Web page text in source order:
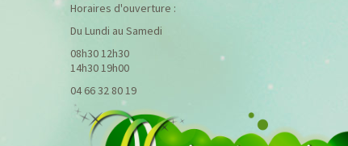
Horaires d'ouverture :
Du Lundi au Samedi
08h30 12h30
14h30 19h00
04 66 32 80 19